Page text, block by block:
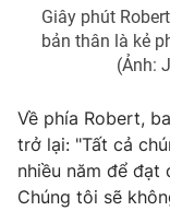
Ðiện thoại Thời báo
Email:
Liên hệ quảng cáo:
Giây phút
bản thân là kẻ
(Ảnh:
Về phía Robert,
trở lại: "Tất cả
nhiều năm để đạt
Chúng tôi sẽ